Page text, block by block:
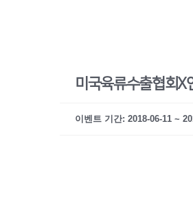
미국육류수출협회
이벤트 기간: 2018-06-11 ~